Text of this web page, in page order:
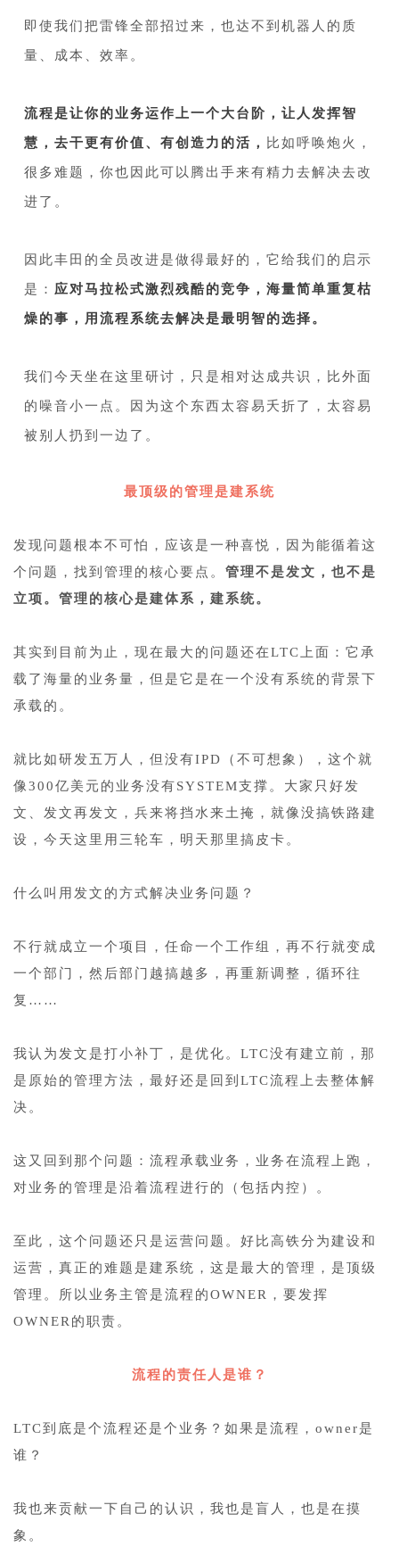
即使我们把雷锋全部招过来，也达不到机器人的质
量、成本、效率。
流程是让你的业务运作上一个大台阶，让人发挥智
慧，去干更有价值、有创造力的活， 比如呼唤炮火，
很多难题，你也因此可以腾出手来有精力去解决去改
进了。
因此丰田的全员改进是做得最好的，它给我们的启示
是： 应对马拉松式激烈残酷的竞争，海量简单重复枯
燥的事，用流程系统去解决是最明智的选择。
我们今天坐在这里研讨，只是相对达成共识，比外面
的噪音小一点。因为这个东西太容易夭折了，太容易
被别人扔到一边了。
最顶级的管理是建系统
发现问题根本不可怕，应该是一种喜悦，因为能循着这
个问题，找到管理的核心要点。 管理不是发文，也不是
立项。管理的核心是建体系，建系统。
其实到目前为止，现在最大的问题还在LTC上面：它承
载了海量的业务量，但是它是在一个没有系统的背景下
承载的。
就比如研发五万人，但没有IPD（不可想象），这个就
像300亿美元的业务没有SYSTEM支撑。大家只好发
文、发文再发文，兵来将挡水来土掩，就像没搞铁路建
设，今天这里用三轮车，明天那里搞皮卡。
什么叫用发文的方式解决业务问题？
不行就成立一个项目，任命一个工作组，再不行就变成
一个部门，然后部门越搞越多，再重新调整，循环往
复……
我认为发文是打小补丁，是优化。LTC没有建立前，那
是原始的管理方法，最好还是回到LTC流程上去整体解
决。
这又回到那个问题：流程承载业务，业务在流程上跑，
对业务的管理是沿着流程进行的（包括内控）。
至此，这个问题还只是运营问题。好比高铁分为建设和
运营，真正的难题是建系统，这是最大的管理，是顶级
管理。所以业务主管是流程的OWNER，要发挥
OWNER的职责。
流程的责任人是谁？
LTC到底是个流程还是个业务？如果是流程，owner是
谁？
我也来贡献一下自己的认识，我也是盲人，也是在摸
象。